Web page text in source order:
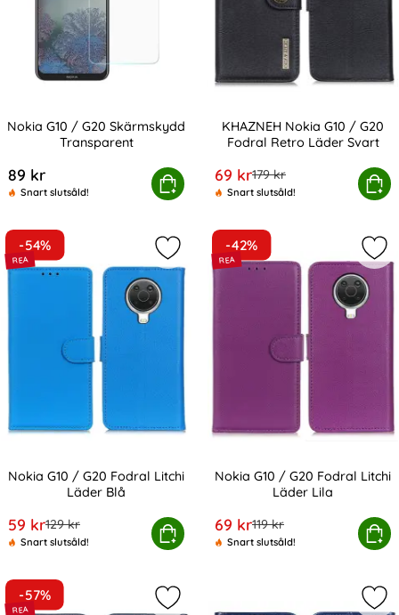
Nokia G10 / G20 Skärmskydd
Transparent
89 kr
Snart slutsåld!
Köp
Nokia G10 / G20 Skärmskydd Transparent
KHAZNEH Nokia G10 / G20
Fodral Retro Läder Svart
rea pris
69 krtidigare pris
179 kr
Snart slutsåld!
Köp
KHAZNEH Nokia G10 / G20
-54%
Nokia G10 / G20 Fodral Litchi
Läder Blå
rea pris
59 krtidigare pris
129 kr
Snart slutsåld!
Köp
Nokia G10 / G20 Fodral Litchi Läder Blå
Markera nokia G10 / G20 Fodral
-42%
Nokia G10 / G20 Fodral Litchi
Läder Lila
rea pris
69 krtidigare pris
119 kr
Snart slutsåld!
Köp
Nokia G10 / G20
-57%
Markera nokia G10 / G20 Fodral